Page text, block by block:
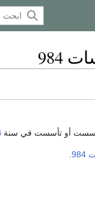
984
أُسست أو تأسست في سنة